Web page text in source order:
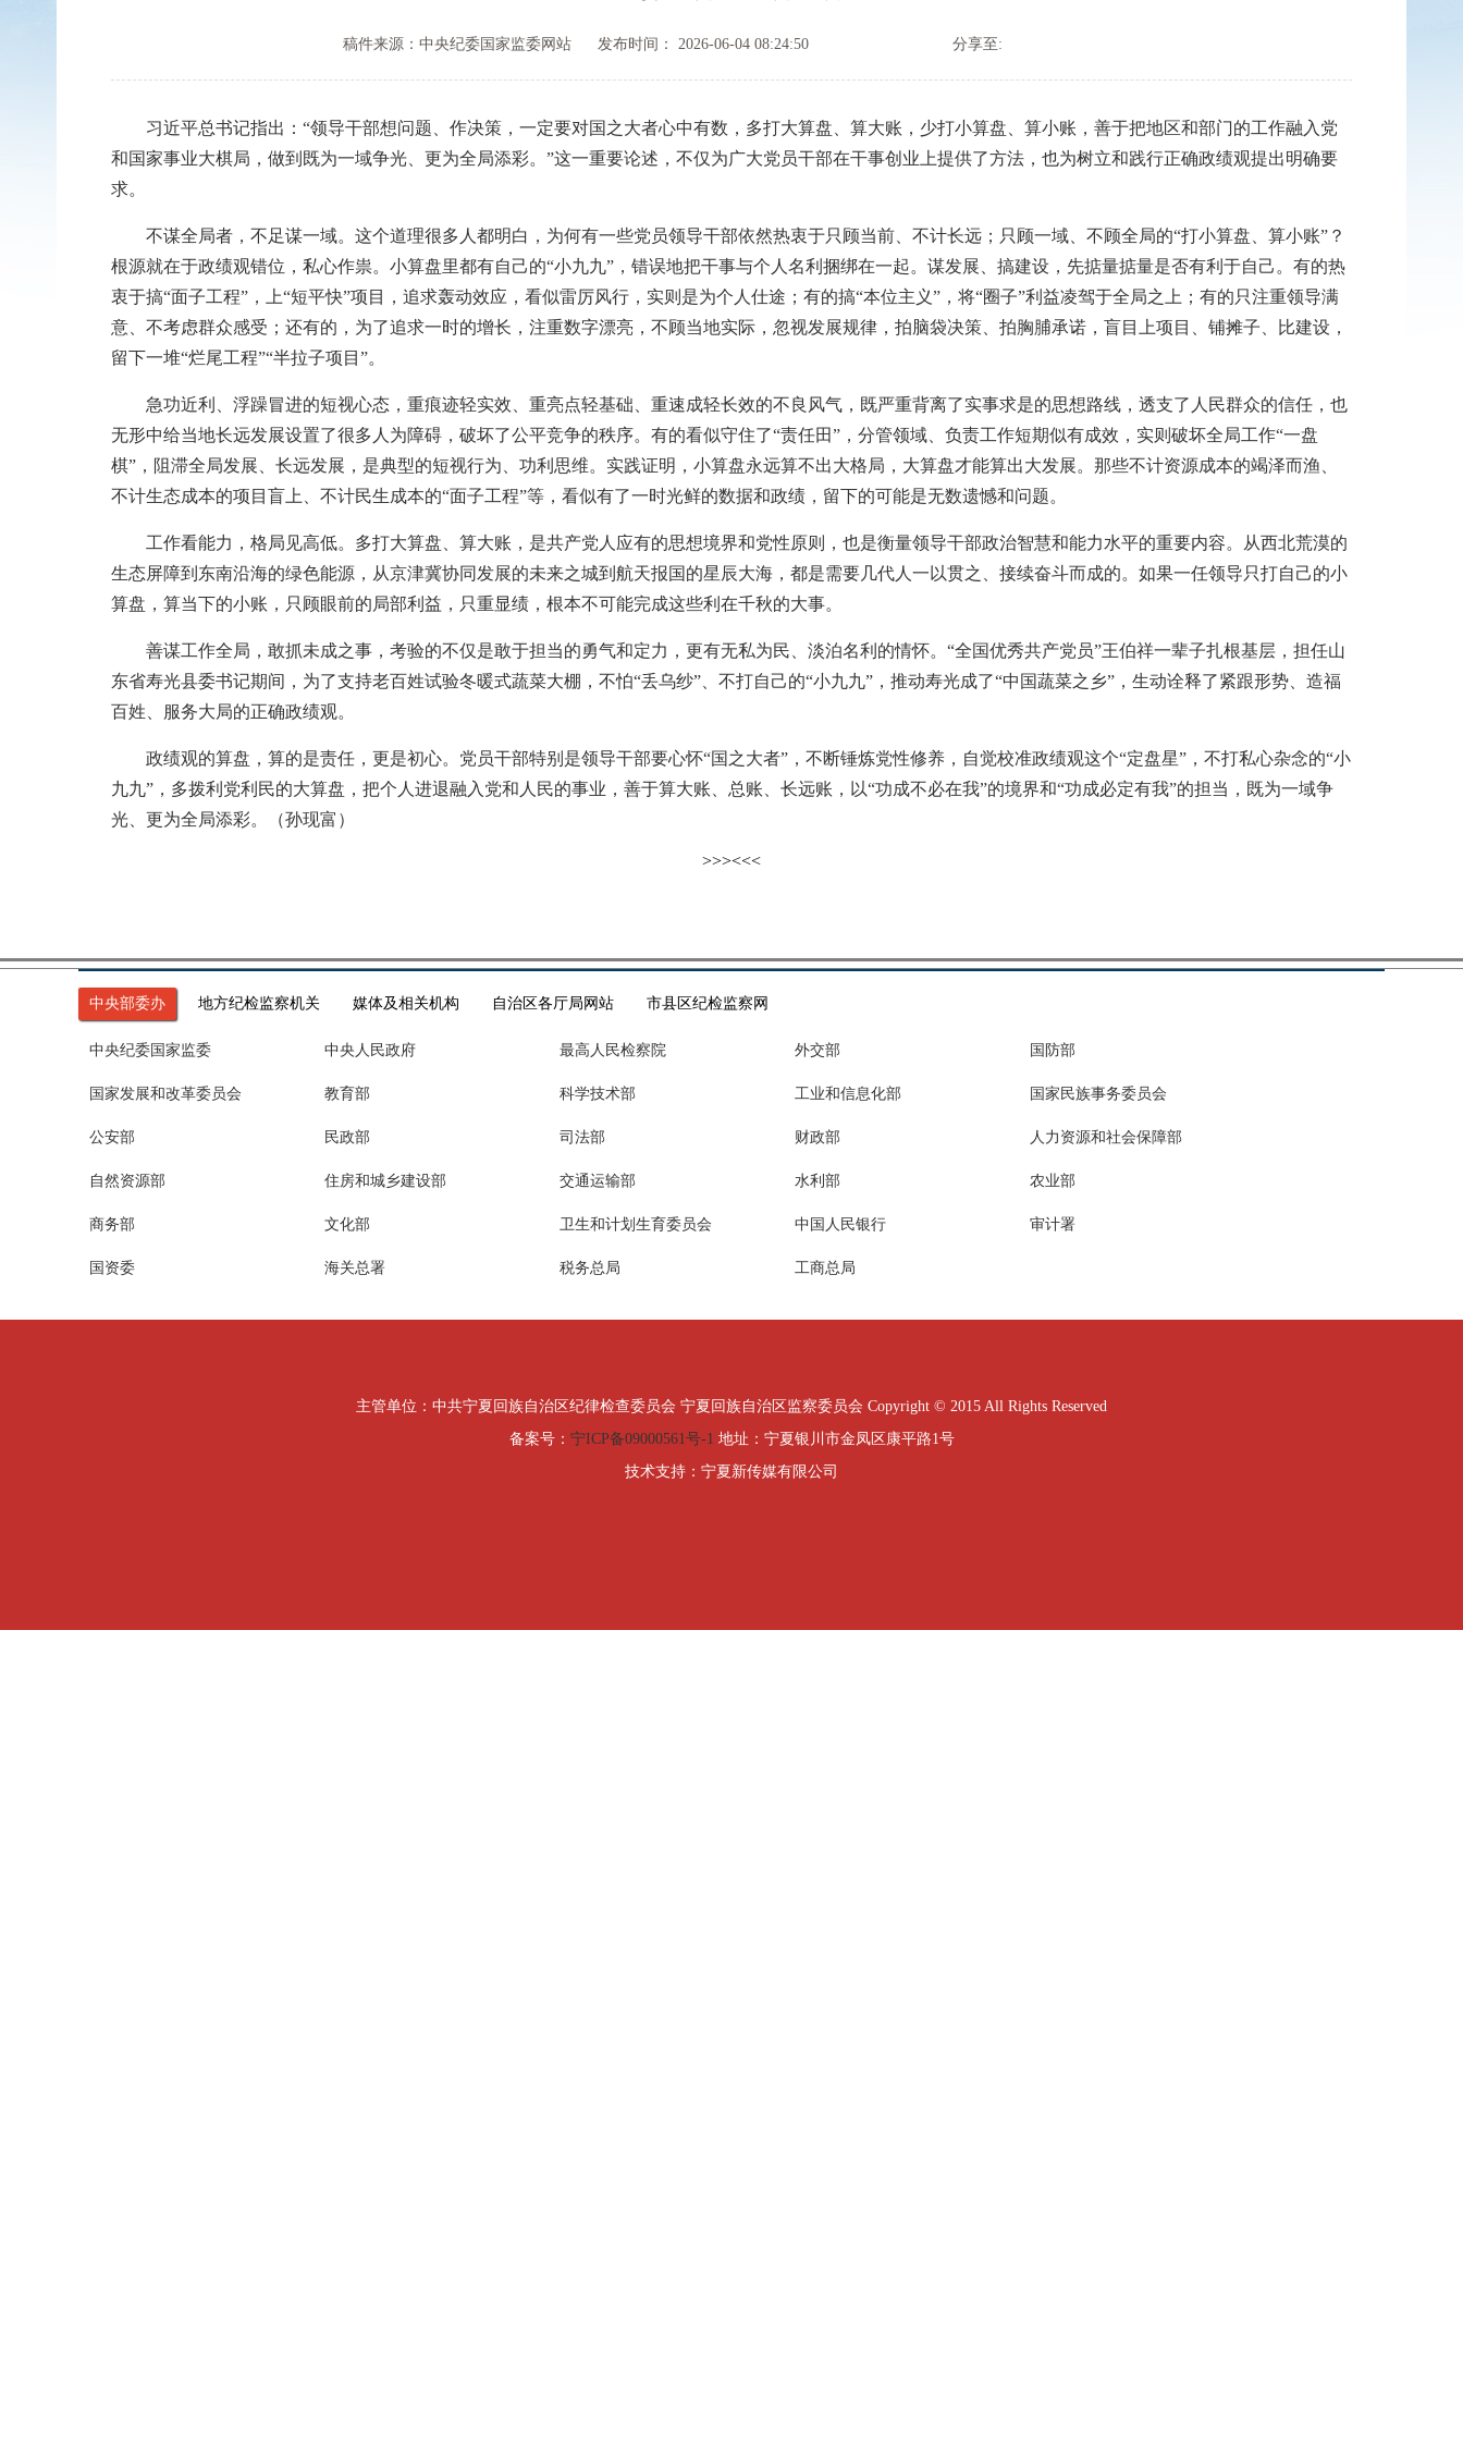
稿件来源：中央纪委国家监委网站 发布时间： 2026-06-04 08:24:50 分享至:
习近平总书记指出：“领导干部想问题、作决策，一定要对国之大者心中有数，多打大算盘、算大账，少打小算盘、算小账，善于把地区和部门的工作融入党
和国家事业大棋局，做到既为一域争光、更为全局添彩。”这一重要论述，不仅为广大党员干部在干事创业上提供了方法，也为树立和践行正确政绩观提出明确要
求。
不谋全局者，不足谋一域。这个道理很多人都明白，为何有一些党员领导干部依然热衷于只顾当前、不计长远；只顾一域、不顾全局的“打小算盘、算小账”？
根源就在于政绩观错位，私心作祟。小算盘里都有自己的“小九九”，错误地把干事与个人名利捆绑在一起。谋发展、搞建设，先掂量掂量是否有利于自己。有的热
衷于搞“面子工程”，上“短平快”项目，追求轰动效应，看似雷厉风行，实则是为个人仕途；有的搞“本位主义”，将“圈子”利益凌驾于全局之上；有的只注重领导满
意、不考虑群众感受；还有的，为了追求一时的增长，注重数字漂亮，不顾当地实际，忽视发展规律，拍脑袋决策、拍胸脯承诺，盲目上项目、铺摊子、比建设，
留下一堆“烂尾工程”“半拉子项目”。
急功近利、浮躁冒进的短视心态，重痕迹轻实效、重亮点轻基础、重速成轻长效的不良风气，既严重背离了实事求是的思想路线，透支了人民群众的信任，也
无形中给当地长远发展设置了很多人为障碍，破坏了公平竞争的秩序。有的看似守住了“责任田”，分管领域、负责工作短期似有成效，实则破坏全局工作“一盘
棋”，阻滞全局发展、长远发展，是典型的短视行为、功利思维。实践证明，小算盘永远算不出大格局，大算盘才能算出大发展。那些不计资源成本的竭泽而渔、
不计生态成本的项目盲上、不计民生成本的“面子工程”等，看似有了一时光鲜的数据和政绩，留下的可能是无数遗憾和问题。
工作看能力，格局见高低。多打大算盘、算大账，是共产党人应有的思想境界和党性原则，也是衡量领导干部政治智慧和能力水平的重要内容。从西北荒漠的
生态屏障到东南沿海的绿色能源，从京津冀协同发展的未来之城到航天报国的星辰大海，都是需要几代人一以贯之、接续奋斗而成的。如果一任领导只打自己的小
算盘，算当下的小账，只顾眼前的局部利益，只重显绩，根本不可能完成这些利在千秋的大事。
善谋工作全局，敢抓未成之事，考验的不仅是敢于担当的勇气和定力，更有无私为民、淡泊名利的情怀。“全国优秀共产党员”王伯祥一辈子扎根基层，担任山
东省寿光县委书记期间，为了支持老百姓试验冬暖式蔬菜大棚，不怕“丢乌纱”、不打自己的“小九九”，推动寿光成了“中国蔬菜之乡”，生动诠释了紧跟形势、造福
百姓、服务大局的正确政绩观。
政绩观的算盘，算的是责任，更是初心。党员干部特别是领导干部要心怀“国之大者”，不断锤炼党性修养，自觉校准政绩观这个“定盘星”，不打私心杂念的“小
九九”，多拨利党利民的大算盘，把个人进退融入党和人民的事业，善于算大账、总账、长远账，以“功成不必在我”的境界和“功成必定有我”的担当，既为一域争
光、更为全局添彩。（孙现富）
>>><<<
中央部委办 地方纪检监察机关 媒体及相关机构 自治区各厅局网站 市县区纪检监察网
中央纪委国家监委 中央人民政府 最高人民检察院 外交部 国防部
国家发展和改革委员会 教育部 科学技术部 工业和信息化部 国家民族事务委员会
公安部 民政部 司法部 财政部 人力资源和社会保障部
自然资源部 住房和城乡建设部 交通运输部 水利部 农业部
商务部 文化部 卫生和计划生育委员会 中国人民银行 审计署
国资委 海关总署 税务总局 工商总局
主管单位：中共宁夏回族自治区纪律检查委员会 宁夏回族自治区监察委员会 Copyright © 2015 All Rights Reserved
备案号： 宁ICP备09000561号-1 地址：宁夏银川市金凤区康平路1号
技术支持：宁夏新传媒有限公司